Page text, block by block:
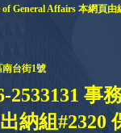
of General Affairs 本網頁由
台街1號
2533131 事
納組#2320